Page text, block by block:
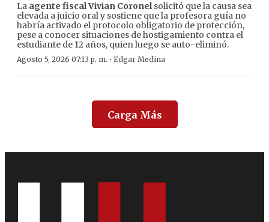
La agente fiscal Vivian Coronelsolicitó que la causa sea
elevada a juicio oral y sostiene que la profesora guía no
habría activado el protocolo obligatorio de protección,
pese a conocer situaciones de hostigamiento contra el
estudiante de 12 años, quien luego se auto-eliminó.
Agosto 5, 2026 07:13 p. m. · Edgar Medina
Carga Más